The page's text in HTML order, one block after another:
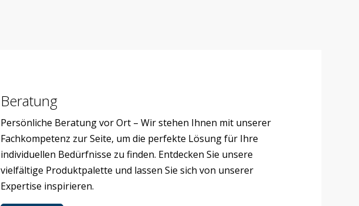
Beratung
Persönliche Beratung vor Ort – Wir stehen Ihnen mit unserer
Fachkompetenz zur Seite, um die perfekte Lösung für Ihre
individuellen Bedürfnisse zu finden. Entdecken Sie unsere
vielfältige Produktpalette und lassen Sie sich von unserer
Expertise inspirieren.